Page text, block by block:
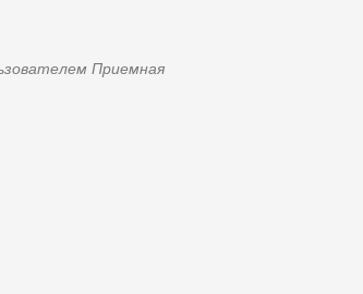
Приемная